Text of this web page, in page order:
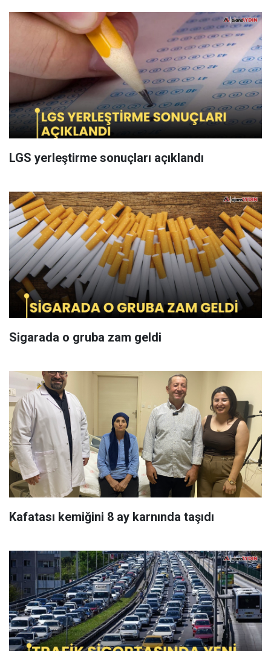
LGS yerleştirme sonuçları açıklandı
Sigarada o gruba zam geldi
Kafatası kemiğini 8 ay karnında taşıdı